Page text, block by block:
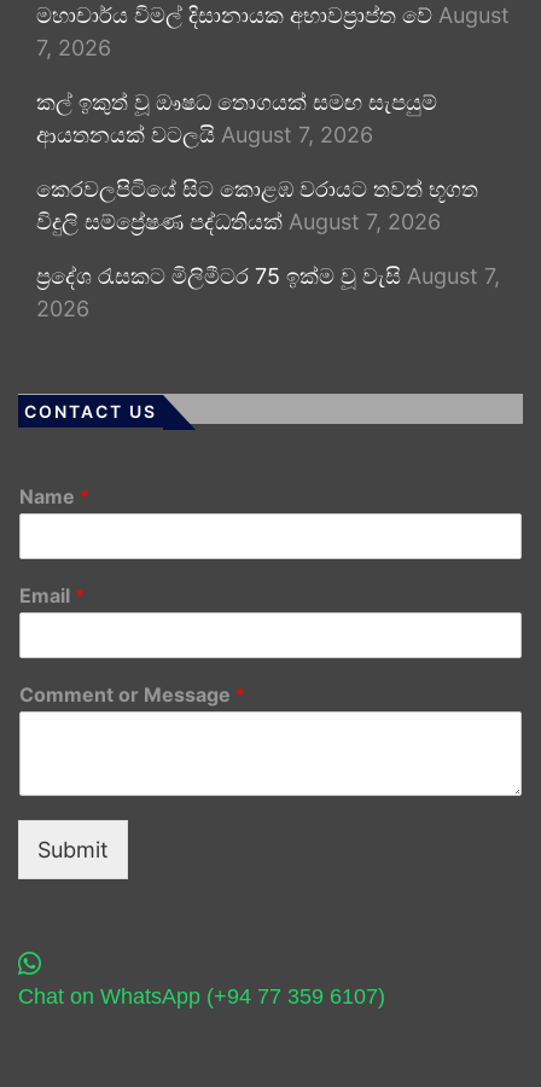
මහාචාර්ය විමල් දිසානායක අභාවප්‍රාප්ත වේ August
7, 2026
කල් ඉකුත් වූ ඖෂධ තොගයක් සමඟ සැපයුම්
ආයතනයක් වටලයි August 7, 2026
කෙරවලපිටියේ සිට කොළඹ වරායට තවත් භූගත
විදුලි සම්ප්‍රේෂණ පද්ධතියක් August 7, 2026
ප්‍රදේශ රැසකට මිලිමීටර 75 ඉක්ම වූ වැසි August 7,
2026
CONTACT US
Name *
Email *
Comment or Message *
Submit
Chat on WhatsApp (+94 77 359 6107)